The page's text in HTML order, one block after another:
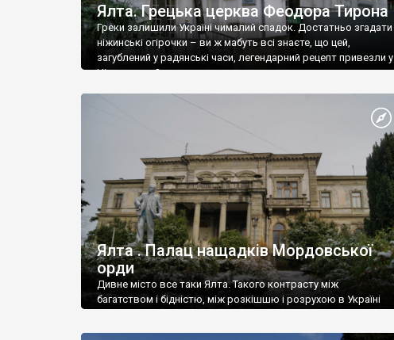
Ялта. Грецька церква Феодора Тирона
Греки залишили Україні чималий спадок. Достатньо згадати
ніжинські огірочки – ви ж мабуть всі знаєте, що цей,
загублений у радянські часи, легендарний рецепт привезли у
Ніжин греки?
Ялта . Палац нащадків Мордовської
орди
Дивне місто все таки Ялта. Такого контрасту між
багатством і бідністю, між розкішшю і розрухою в Україні